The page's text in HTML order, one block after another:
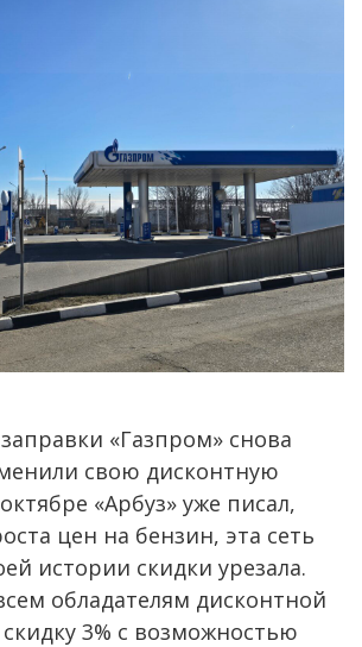
«Газпром» снова
свою дисконтную
«Арбуз» уже писал,
цен на бензин, эта сеть
истории скидки урезала.
обладателям дисконтной
3% с возможностью